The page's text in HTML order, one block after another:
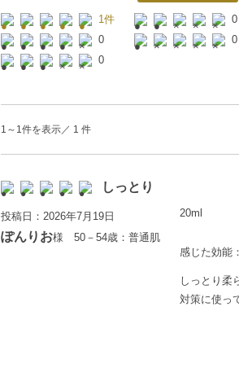
1件
0
0
0
0
1～1件を表示／ 1 件
しっとり
投稿日：2026年7月19日
ぽんりお様 50－54歳：普通肌
20ml
感じた効能
しっとり柔
対策に使っ